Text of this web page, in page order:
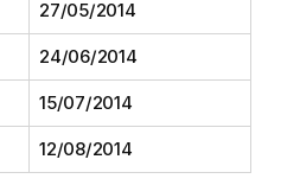
27/05/2014
24/06/2014
15/07/2014
12/08/2014